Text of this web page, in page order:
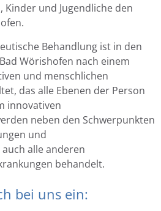
Kinder und Jugendliche den
Behandlung ist in den
Wörishofen nach einem
und menschlichen
das alle Ebenen der Person
innovativen
neben den Schwerpunkten
und
alle anderen
behandelt.
bei uns ein: